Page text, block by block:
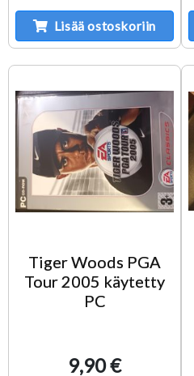
Lisää ostoskoriin
Tiger Woods PGA
Tour 2005 käytetty
PC
9,90 €